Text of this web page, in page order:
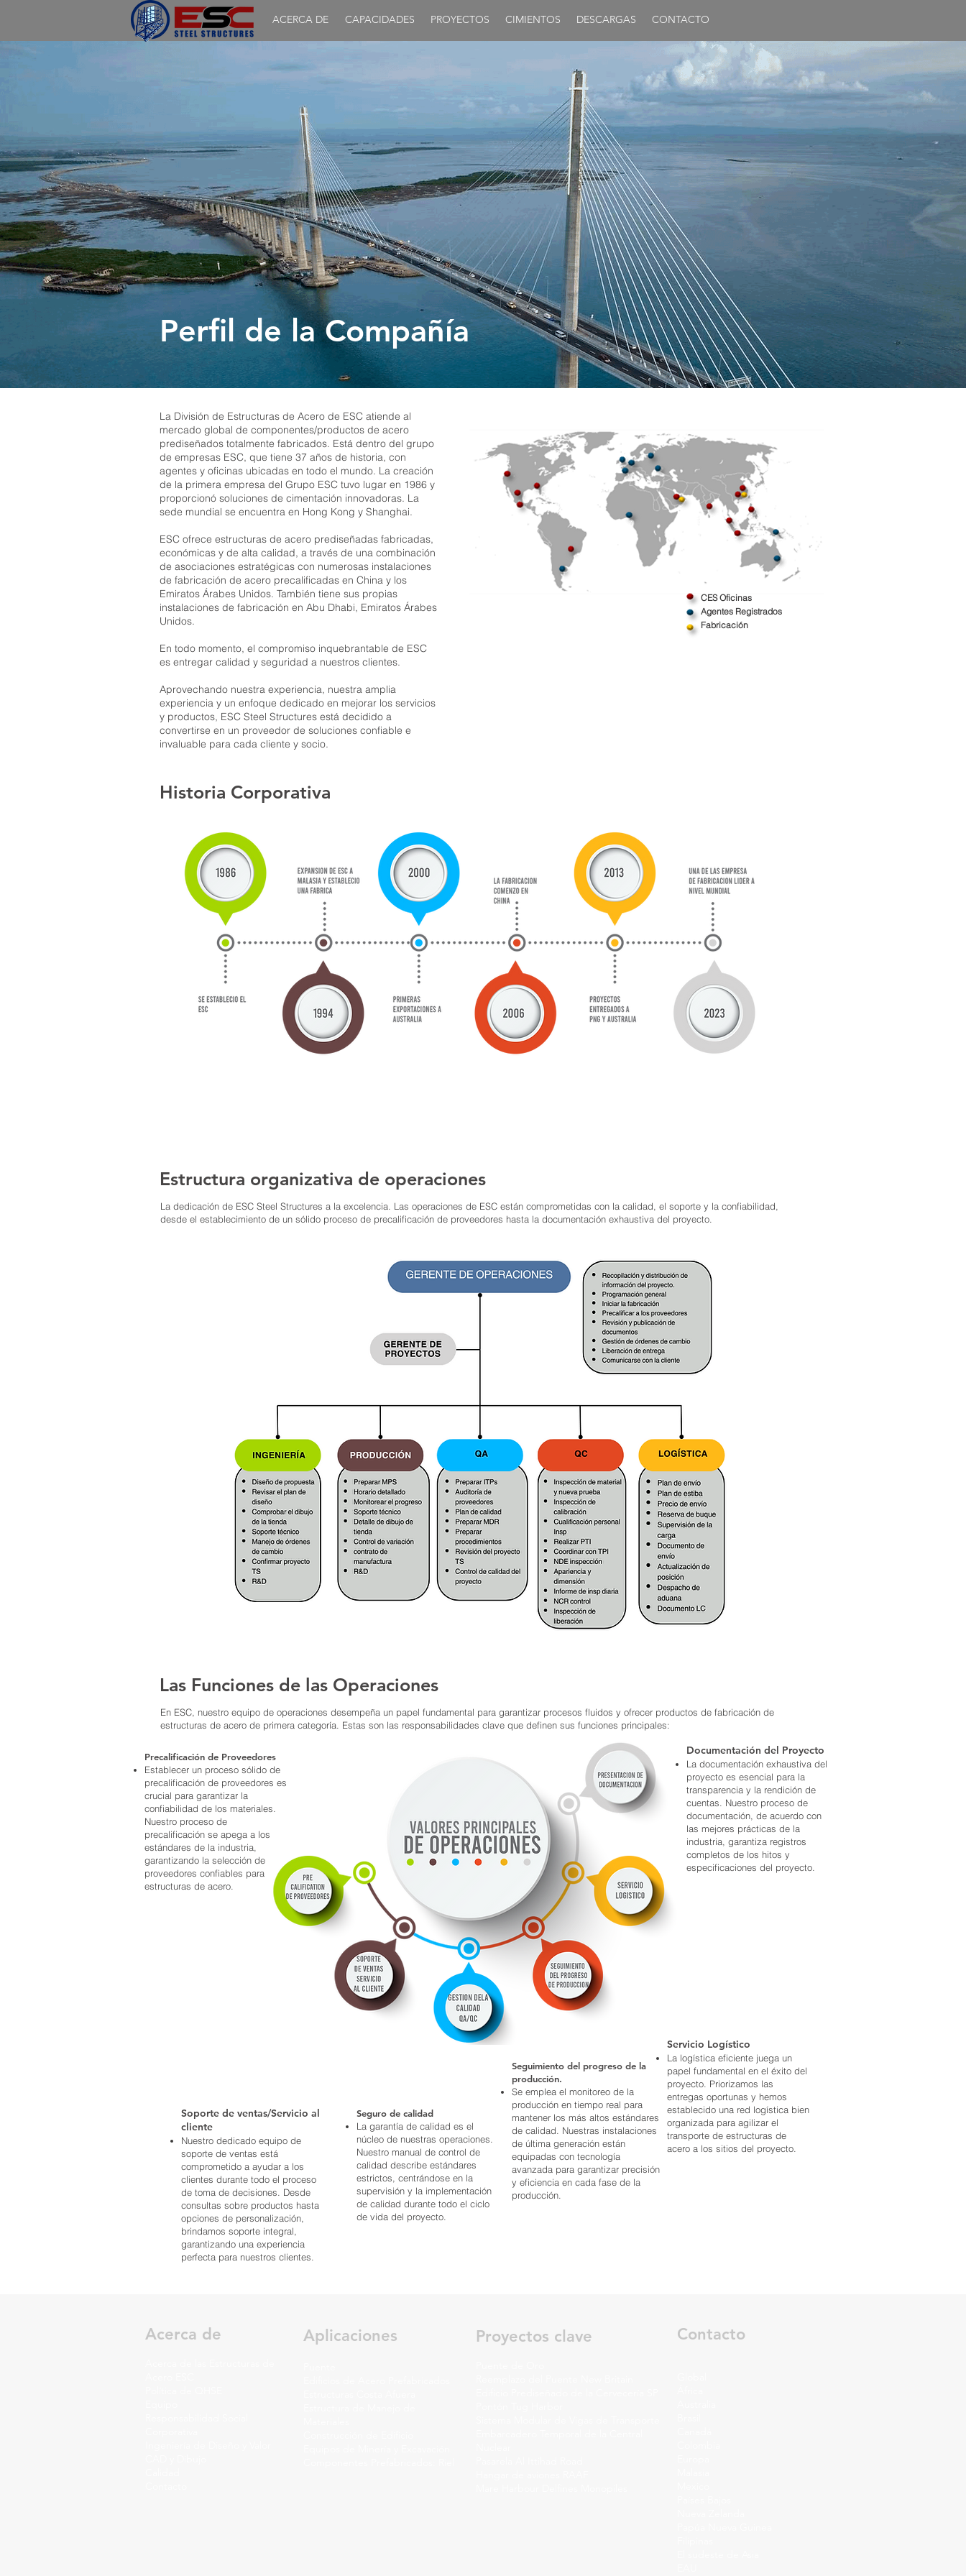
ACERCA DE CAPACIDADES PROYECTOS CIMIENTOS DESCARGAS CONTACTO
Perfil de la Compañía
La División de Estructuras de Acero de ESC atiende al
mercado global de componentes/productos de acero
prediseñados totalmente fabricados. Está dentro del grupo
de empresas ESC, que tiene 37 años de historia, con
agentes y oficinas ubicadas en todo el mundo. La creación
de la primera empresa del Grupo ESC tuvo lugar en 1986 y
proporcionó soluciones de cimentación innovadoras. La
sede mundial se encuentra en Hong Kong y Shanghai.
ESC ofrece estructuras de acero prediseñadas fabricadas,
económicas y de alta calidad, a través de una combinación
de asociaciones estratégicas con numerosas instalaciones
de fabricación de acero precalificadas en China y los
Emiratos Árabes Unidos. También tiene sus propias
instalaciones de fabricación en Abu Dhabi, Emiratos Árabes
Unidos.
En todo momento, el compromiso inquebrantable de ESC
es entregar calidad y seguridad a nuestros clientes.
Aprovechando nuestra experiencia, nuestra amplia
experiencia y un enfoque dedicado en mejorar los servicios
y productos, ESC Steel Structures está decidido a
convertirse en un proveedor de soluciones confiable e
invaluable para cada cliente y socio.
CES Oficinas
Agentes Registrados
Fabricación
Historia Corporativa
Estructura organizativa de operaciones
La dedicación de ESC Steel Structures a la excelencia. Las operaciones de ESC están comprometidas con la calidad, el soporte y la confiabilidad,
desde el establecimiento de un sólido proceso de precalificación de proveedores hasta la documentación exhaustiva del proyecto.
Las Funciones de las Operaciones
En ESC, nuestro equipo de operaciones desempeña un papel fundamental para garantizar procesos fluidos y ofrecer productos de fabricación de
estructuras de acero de primera categoría. Estas son las responsabilidades clave que definen sus funciones principales:
Precalificación de Proveedores
Establecer un proceso sólido de
precalificación de proveedores es
crucial para garantizar la
confiabilidad de los materiales.
Nuestro proceso de
precalificación se apega a los
estándares de la industria,
garantizando la selección de
proveedores confiables para
estructuras de acero.
Documentación del Proyecto
La documentación exhaustiva del
proyecto es esencial para la
transparencia y la rendición de
cuentas. Nuestro proceso de
documentación, de acuerdo con
las mejores prácticas de la
industria, garantiza registros
completos de los hitos y
especificaciones del proyecto.
Servicio Logístico
La logística eficiente juega un
papel fundamental en el éxito del
proyecto. Priorizamos las
entregas oportunas y hemos
establecido una red logística bien
organizada para agilizar el
transporte de estructuras de
acero a los sitios del proyecto.
Soporte de ventas/Servicio al
cliente
Nuestro dedicado equipo de
soporte de ventas está
comprometido a ayudar a los
clientes durante todo el proceso
de toma de decisiones. Desde
consultas sobre productos hasta
opciones de personalización,
brindamos soporte integral,
garantizando una experiencia
perfecta para nuestros clientes.
Seguro de calidad
La garantía de calidad es el
núcleo de nuestras operaciones.
Nuestro manual de control de
calidad describe estándares
estrictos, centrándose en la
supervisión y la implementación
de calidad durante todo el ciclo
de vida del proyecto.
Seguimiento del progreso de la
producción.
Se emplea el monitoreo de la
producción en tiempo real para
mantener los más altos estándares
de calidad. Nuestras instalaciones
de última generación están
equipadas con tecnología
avanzada para garantizar precisión
y eficiencia en cada fase de la
producción.
Acerca de Aplicaciones Proyectos clave Contacto